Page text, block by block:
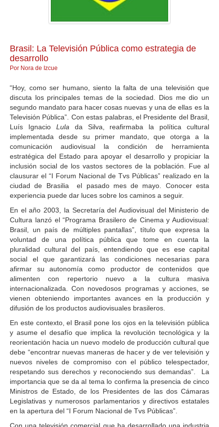
Brasil: La Televisión Pública como estrategia de
desarrollo
Por Nora de Izcue
“Hoy, como ser humano, siento la falta de una televisión que
discuta los principales temas de la sociedad. Dios me dio un
segundo mandato para hacer cosas nuevas y una de ellas es la
Televisión Pública”. Con estas palabras, el Presidente del Brasil,
Luís Ignacio Lula da Silva, reafirmaba la política cultural
implementada desde su primer mandato, que otorga a la
comunicación audiovisual la condición de herramienta
estratégica del Estado para apoyar el desarrollo y propiciar la
inclusión social de los vastos sectores de la población. Fue al
clausurar el “I Forum Nacional de Tvs Públicas” realizado en la
ciudad de Brasilia el pasado mes de mayo. Conocer esta
experiencia puede dar luces sobre los caminos a seguir.
En el año 2003, la Secretaría del Audiovisual del Ministerio de
Cultura lanzó el “Programa Brasilero de Cinema y Audiovisual:
Brasil, un país de múltiples pantallas”, título que expresa la
voluntad de una política pública que tome en cuenta la
pluralidad cultural del país, entendiendo que es ese capital
social el que garantizará las condiciones necesarias para
afirmar su autonomía como productor de contenidos que
alimenten con repertorio nuevo a la cultura masiva
internacionalizada. Con novedosos programas y acciones, se
vienen obteniendo importantes avances en la producción y
difusión de los productos audiovisuales brasileros.
En este contexto, el Brasil pone los ojos en la televisión pública
y asume el desafío que implica la revolución tecnológica y la
reorientación hacia un nuevo modelo de producción cultural que
debe “encontrar nuevas maneras de hacer y de ver televisión y
nuevos niveles de compromiso con el público telespectador,
respetando sus derechos y reconociendo sus demandas”. La
importancia que se da al tema lo confirma la presencia de cinco
Ministros de Estado, de los Presidentes de las dos Cámaras
Legislativas y numerosos parlamentarios y directivos estatales
en la apertura del “I Forum Nacional de Tvs Públicas”.